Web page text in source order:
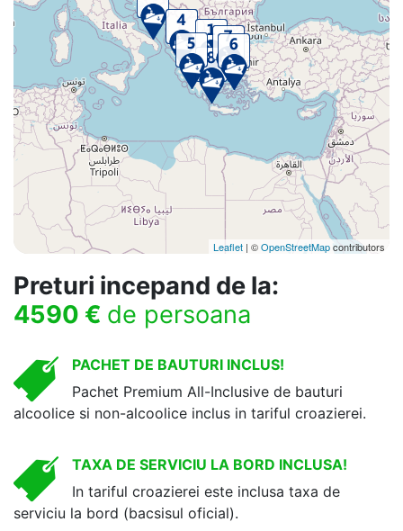
Leaflet | ©OpenStreetMapcontributors
Preturi incepand de la:
4590 € de persoana
PACHET DE BAUTURI INCLUS!
Pachet Premium All-Inclusive de bauturi
alcoolice si non-alcoolice inclus in tariful croazierei.
TAXA DE SERVICIU LA BORD INCLUSA!
In tariful croazierei este inclusa taxa de
serviciu la bord (bacsisul oficial).